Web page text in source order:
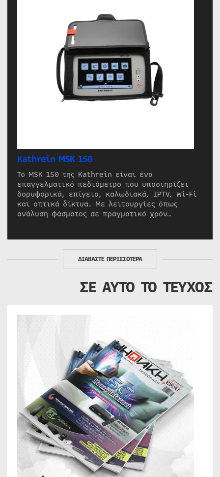
Kathrein MSK 150
Το MSK 150 της Kathrein είναι ένα
επαγγελματικό πεδιόμετρο που υποστηρίζει
δορυφορικά, επίγεια, καλωδιακά, IPTV, Wi-Fi
και οπτικά δίκτυα. Με λειτουργίες όπως
ανάλυση φάσματος σε πραγματικό χρόν…
ΔΙΑΒΑΣΤΕ ΠΕΡΙΣΣΟΤΕΡΑ
ΣΕ ΑΥΤΟ ΤΟ ΤΕΥΧΟΣ